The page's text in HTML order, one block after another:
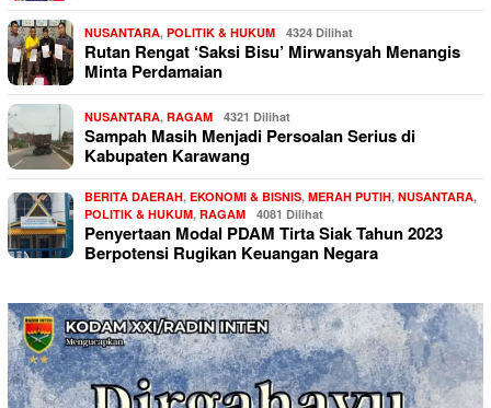
NUSANTARA, POLITIK & HUKUM 4324 Dilihat
Rutan Rengat ‘Saksi Bisu’ Mirwansyah Menangis
Minta Perdamaian
NUSANTARA, RAGAM 4321 Dilihat
Sampah Masih Menjadi Persoalan Serius di
Kabupaten Karawang
BERITA DAERAH, EKONOMI & BISNIS, MERAH PUTIH, NUSANTARA,
POLITIK & HUKUM, RAGAM 4081 Dilihat
Penyertaan Modal PDAM Tirta Siak Tahun 2023
Berpotensi Rugikan Keuangan Negara